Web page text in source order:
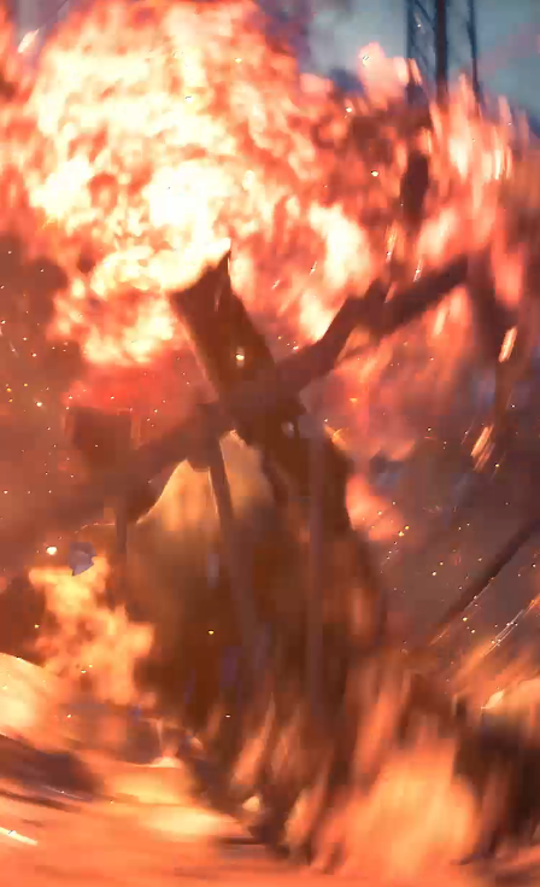
2027
01.15
FRI
INTRO
A Five-Decade Battle
for a Placeto Call Home
っ